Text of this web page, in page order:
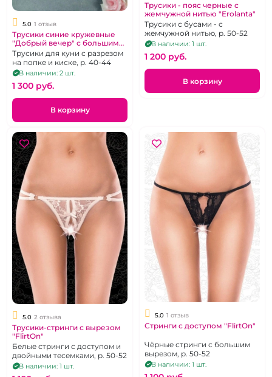
5.0 1 отзыв
Трусики синие кружевные
"Добрый вечер" с большим
разрезом
Трусики для куни с разрезом
на попке и киске, р. 40-44
В наличии: 2 шт.
1 300 pуб.
В корзину
Трусики - пояс черные с
жемчужной нитью "Erolanta"
Трусики с бусами - с
жемчужной нитью, р. 50-52
В наличии: 1 шт.
1 200 pуб.
В корзину
5.0 2 отзыва
Трусики-стринги с вырезом
"FlirtOn"
Белые стринги с доступом и
двойными тесемками, р. 50-52
В наличии: 1 шт.
5.0 1 отзыв
Стринги с доступом "FlirtOn"
Чёрные стринги с большим
вырезом, р. 50-52
В наличии: 1 шт.